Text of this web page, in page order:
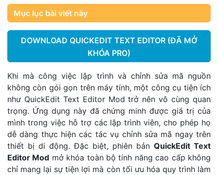
Mục lục bài viết này
DOWNLOAD QUICKEDIT TEXT EDITOR (ĐÃ MỞ
KHÓA PRO)
Khi mà công việc lập trình và chỉnh sửa mã nguồn
không còn gói gọn trên máy tính, một công cụ tiện ích
như QuickEdit Text Editor Mod trở nên vô cùng quan
trọng. Ứng dụng này đã chứng minh được giá trị của
mình trong việc hỗ trợ các lập trình viên, cho phép họ
dễ dàng thực hiện các tác vụ chỉnh sửa mã ngay trên
thiết bị di động. Đặc biệt, phiên bản QuickEdit Text
Editor Mod mở khóa toàn bộ tính năng cao cấp không
chỉ mang lại sự tiện lợi mà còn tối ưu hóa quy trình làm